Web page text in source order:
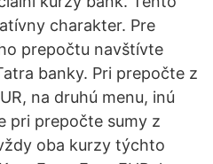
charakter. Pre
prepočtu navštívte
banky. Pri prepočte z
na druhú menu, inú
pri prepočte sumy z
oba kurzy týchto